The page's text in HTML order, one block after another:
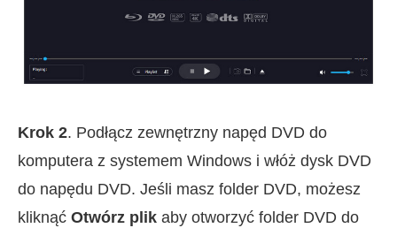
Krok 2. Podłącz zewnętrzny napęd DVD do
komputera z systemem Windows i włóż dysk DVD
do napędu DVD. Jeśli masz folder DVD, możesz
kliknąć Otwórz plik aby otworzyć folder DVD do